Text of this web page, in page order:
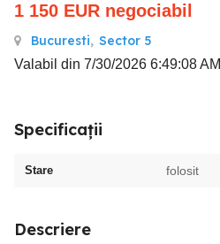
1 150 EUR negociabil
Bucuresti, Sector 5
Valabil din 7/30/2026 6:49:08 AM
Specificații
Stare folosit
Descriere